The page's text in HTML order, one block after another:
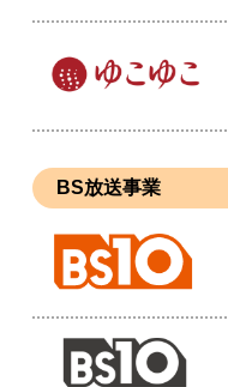
BS放送事業